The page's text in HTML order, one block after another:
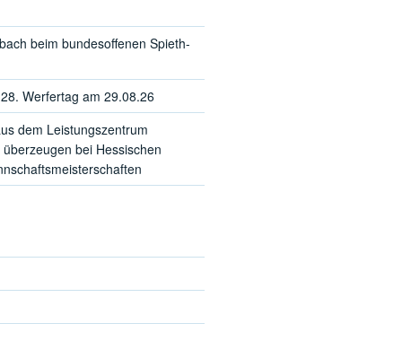
beim bundesoffenen Spieth-
Werfertag am 29.08.26
dem Leistungszentrum
bei Hessischen